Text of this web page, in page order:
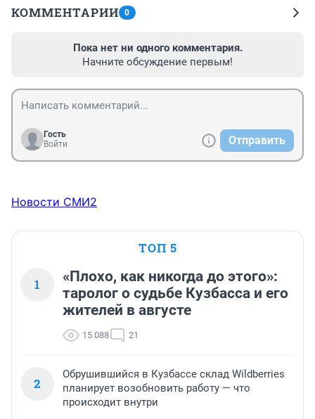
КОММЕНТАРИИ 0
Пока нет ни одного комментария.
Начните обсуждение первым!
Гость
Войти
Отправить
Новости СМИ2
ТОП 5
1
«Плохо, как никогда до этого»:
таролог о судьбе Кузбасса и его
жителей в августе
15 088 21
2
Обрушившийся в Кузбассе склад Wildberries
планирует возобновить работу — что
происходит внутри